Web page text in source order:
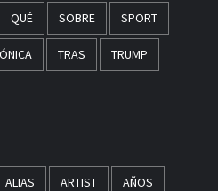
QUÉ SOBRE SPORT
TRAS TRUMP
ALIAS ARTIST AÑOS